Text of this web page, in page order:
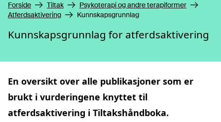
Forside Tiltak
Psykoterapi og andre terapiformer
Atferdsaktivering
Kunnskapsgrunnlag
Kunnskapsgrunnlag for atferdsaktivering
En oversikt over alle publikasjoner som er
brukt i vurderingene knyttet til
atferdsaktivering i Tiltakshåndboka.